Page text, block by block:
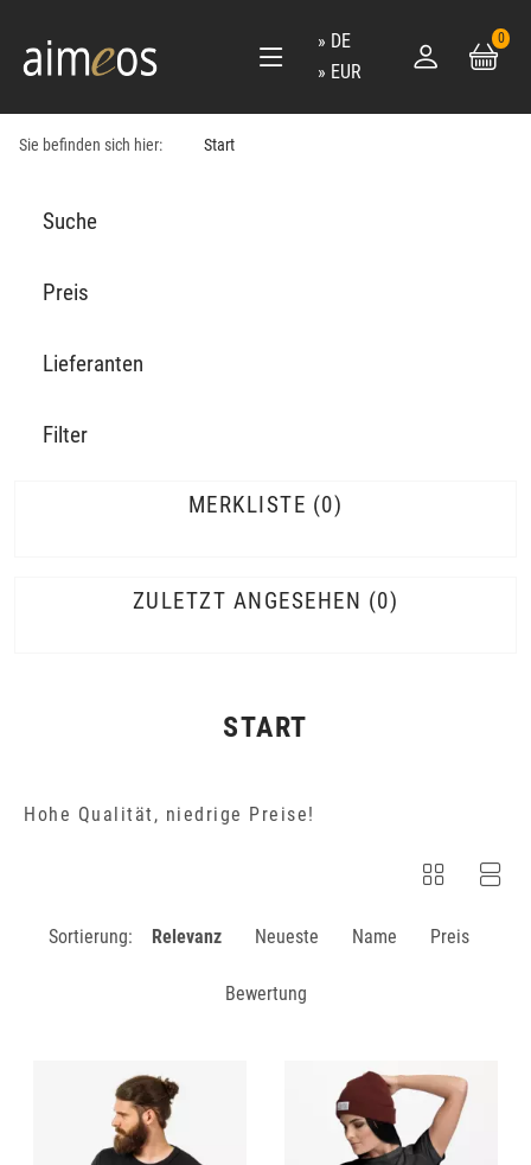
DE
EUR
0
Sie befinden sich hier: Start
Suche
Preis
Lieferanten
Filter
MERKLISTE 0
ZULETZT ANGESEHEN 0
START
Hohe Qualität, niedrige Preise!
Sortierung: Relevanz Neueste Name Preis
Bewertung